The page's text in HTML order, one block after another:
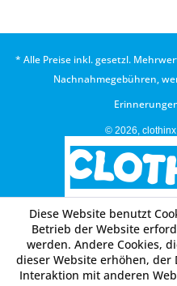
* Alle Preise inkl. gesetzl.
Nachnahmegebühren,
© 2026, clothinx
Diese Website benutzt
Betrieb der Website
werden. Andere Cookies,
dieser Website erhöhen,
Interaktion mit anderen